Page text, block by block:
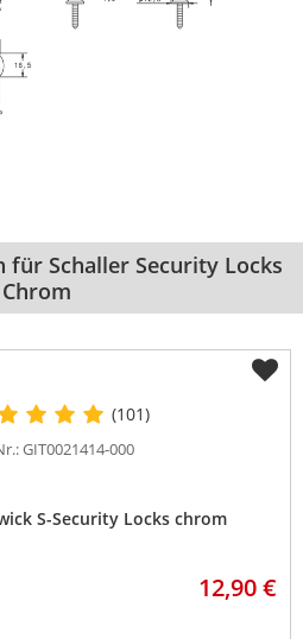
Schaller Security Locks
Chrom
(101)
GIT0021414-000
S-Security Locks chrom
12,90 €